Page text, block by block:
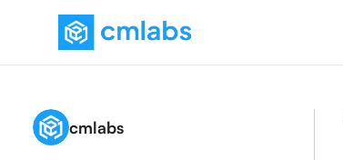
cmlabs